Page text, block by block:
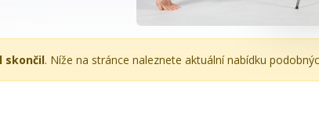
skončil. Níže na stránce naleznete aktuální nabídku